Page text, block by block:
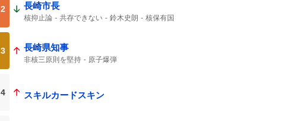
2 長崎市長
核抑止論 共存できない 鈴木史朗
核保有国
3 長崎県知事
非核三原則を堅持
原子爆弾
4 スキルカードスキン